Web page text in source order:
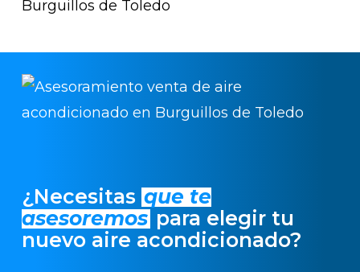
¿Necesitas que te
asesoremos para elegir tu
nuevo aire acondicionado?